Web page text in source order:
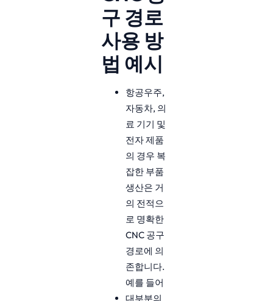
구 경로
사용 방
법 예시
항공우주,
자동차, 의
료 기기 및
전자 제품
의 경우 복
잡한 부품
생산은 거
의 전적으
로 명확한
CNC 공구
경로에 의
존합니다.
예를 들어
대부분의